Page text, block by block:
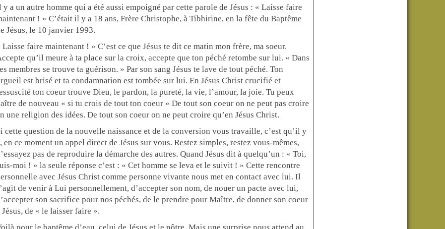
y a un autre homme qui a été aussi empoigné par cette parole de Jésus : « Laisse faire
! » C’était il y a 18 ans, Frère Christophe, à Tibhirine, en la fête du Baptême
Jésus, le 10 janvier 1993.
Laisse faire maintenant ! » C’est ce que Jésus te dit ce matin mon frère, ma soeur.
qu’il meure à ta place sur la croix, accepte que ton péché retombe sur lui. « Dans
membres se trouve ta guérison. » Par son sang Jésus te lave de tout péché. Ton
est brisé et ta condamnation est tombée sur lui. En Jésus Christ crucifié et
ton coeur trouve Dieu, le pardon, la pureté, la vie, l’amour, la joie. Tu peux
de nouveau « si tu crois de tout ton coeur » De tout son coeur on ne peut pas croire
une religion des idées. De tout son coeur on ne peut croire qu’en Jésus Christ.
cette question de la nouvelle naissance et de la conversion vous travaille, c’est qu’il y
en ce moment un appel direct de Jésus sur vous. Restez simples, restez vous-mêmes,
pas de reproduire la démarche des autres. Quand Jésus dit à quelqu’un : « Toi,
moi ! » la seule réponse c’est : « Cet homme se leva et le suivit ! » Cette rencontre
avec Jésus Christ comme personne vivante nous met en contact avec lui. Il
de venir à Lui personnellement, d’accepter son nom, de nouer un pacte avec lui,
son sacrifice pour nos péchés, de le prendre pour Maître, de donner son coeur
Jésus, de « le laisser faire ».